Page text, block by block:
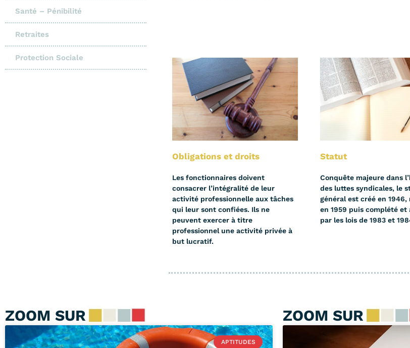
Santé – Pénibilité
Retraites
Protection Sociale
Obligations et droits
Les fonctionnaires doivent
consacrer l’intégralité de leur
activité professionnelle aux tâches
qui leur sont confiées. Ils ne
peuvent exercer à titre
professionnel une activité privée à
but lucratif.
Statut
Conquête majeure dans
des luttes syndicales, le
général est créé en 1946,
en 1959 puis complété et
par les lois de 1983 et
ZOOM SUR
APTITUDES
ZOOM SUR